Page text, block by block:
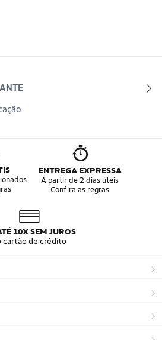
ENTREGA EXPRESSA
A partir de 2 dias úteis
Confira as regras
10X SEM JUROS
cartão de crédito